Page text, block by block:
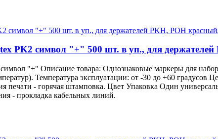
PK2 символ "+" 500 шт. в уп., для
"+" Описание товара: Однознаковые маркеры для
Температура эксплуатации: от -30 до +60
печати - горячая штамповка. Цвет Упаковка Один
- прокладка кабельных линий.